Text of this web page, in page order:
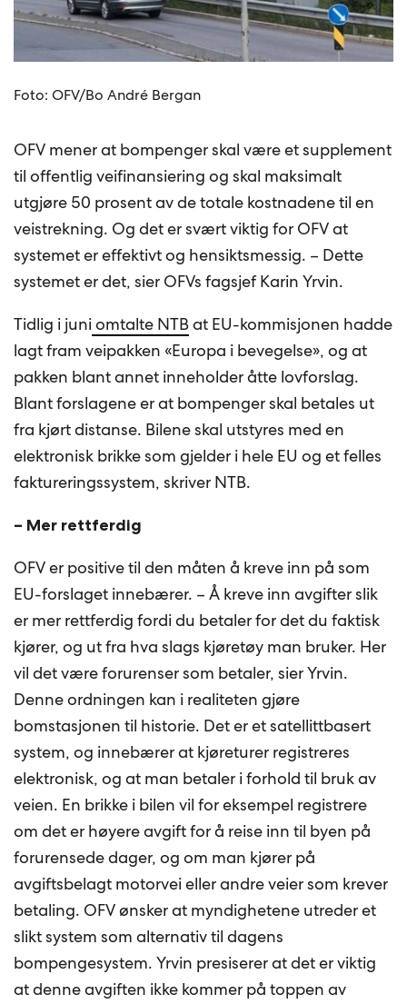
Foto: OFV/Bo André Bergan
OFV mener at bompenger skal være et supplement
til offentlig veifinansiering og skal maksimalt
utgjøre 50 prosent av de totale kostnadene til en
veistrekning. Og det er svært viktig for OFV at
systemet er effektivt og hensiktsmessig. – Dette
systemet er det, sier OFVs fagsjef Karin Yrvin.
Tidlig i juniomtalte NTBat EU-kommisjonen hadde
lagt fram veipakken «Europa i bevegelse», og at
pakken blant annet inneholder åtte lovforslag.
Blant forslagene er at bompenger skal betales ut
fra kjørt distanse. Bilene skal utstyres med en
elektronisk brikke som gjelder i hele EU og et felles
faktureringssystem, skriver NTB.
– Mer rettferdig
OFV er positive til den måten å kreve inn på som
EU-forslaget innebærer. – Å kreve inn avgifter slik
er mer rettferdig fordi du betaler for det du faktisk
kjører, og ut fra hva slags kjøretøy man bruker. Her
vil det være forurenser som betaler, sier Yrvin.
Denne ordningen kan i realiteten gjøre
bomstasjonen til historie. Det er et satellittbasert
system, og innebærer at kjøreturer registreres
elektronisk, og at man betaler i forhold til bruk av
veien. En brikke i bilen vil for eksempel registrere
om det er høyere avgift for å reise inn til byen på
forurensede dager, og om man kjører på
avgiftsbelagt motorvei eller andre veier som krever
betaling. OFV ønsker at myndighetene utreder et
slikt system som alternativ til dagens
bompengesystem. Yrvin presiserer at det er viktig
at denne avgiften ikke kommer på toppen av